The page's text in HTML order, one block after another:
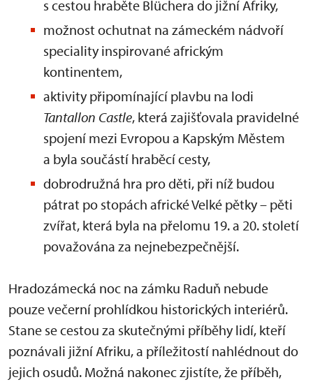
s cestou hraběte Blüchera do jižní Afriky,
možnost ochutnat na zámeckém nádvoří
speciality inspirované africkým
kontinentem,
aktivity připomínající plavbu na lodi
Tantallon Castle, která zajišťovala pravidelné
spojení mezi Evropou a Kapským Městem
a byla součástí hraběcí cesty,
dobrodružná hra pro děti, při níž budou
pátrat po stopách africké Velké pětky – pěti
zvířat, která byla na přelomu 19. a 20. století
považována za nejnebezpečnější.
Hradozámecká noc na zámku Raduň nebude
pouze večerní prohlídkou historických interiérů.
Stane se cestou za skutečnými příběhy lidí, kteří
poznávali jižní Afriku, a příležitostí nahlédnout do
jejich osudů. Možná nakonec zjistíte, že příběh,